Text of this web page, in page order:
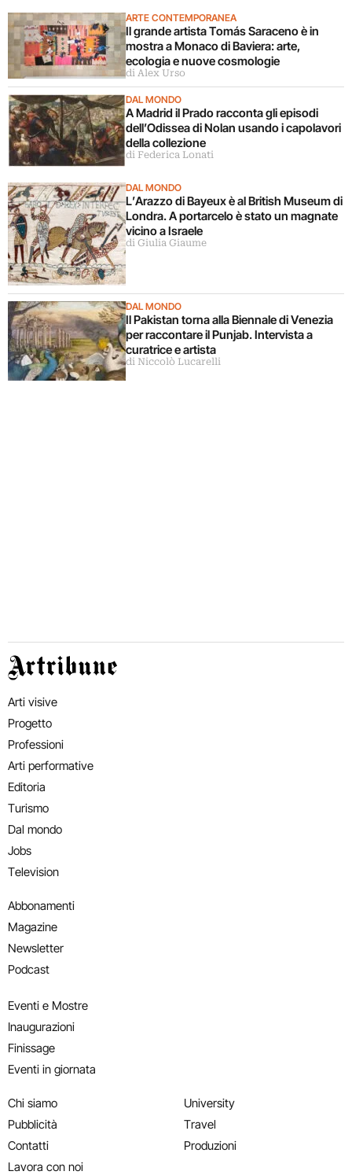
ARTE CONTEMPORANEA
Il grande artista Tomás Saraceno è in
mostra a Monaco di Baviera: arte,
ecologia e nuove cosmologie
di Alex Urso
DAL MONDO
A Madrid il Prado racconta gli episodi
dell’Odissea di Nolan usando i capolavori
della collezione
di Federica Lonati
DAL MONDO
L’Arazzo di Bayeux è al British Museum di
Londra. A portarcelo è stato un magnate
vicino a Israele
di Giulia Giaume
DAL MONDO
Il Pakistan torna alla Biennale di Venezia
per raccontare il Punjab. Intervista a
curatrice e artista
di Niccolò Lucarelli
Artribune
Arti visive
Progetto
Professioni
Arti performative
Editoria
Turismo
Dal mondo
Jobs
Television
Abbonamenti
Magazine
Newsletter
Podcast
Eventi e Mostre
Inaugurazioni
Finissage
Eventi in giornata
Chi siamo
Pubblicità
Contatti
Lavora con noi
University
Travel
Produzioni